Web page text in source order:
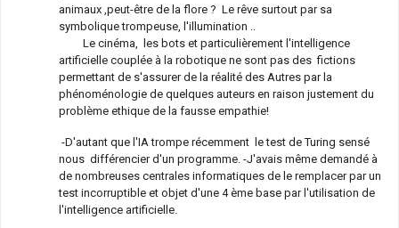
animaux ,peut-être de la flore ? Le rêve surtout par sa
symbolique trompeuse, l'illumination ..
Le cinéma, les bots et particulièrement l'intelligence
artificielle couplée à la robotique ne sont pas des fictions
permettant de s'assurer de la réalité des Autres par la
phénoménologie de quelques auteurs en raison justement du
problème ethique de la fausse empathie!
-D'autant que l'IA trompe récemment le test de Turing sensé
nous différencier d'un programme. -J'avais même demandé à
de nombreuses centrales informatiques de le remplacer par un
test incorruptible et objet d'une 4 ème base par l'utilisation de
l'intelligence artificielle.